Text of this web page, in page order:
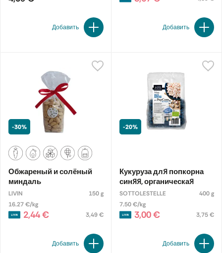
Добавить Добавить
-30%
Обжареный и солёный
миндаль
LIVIN
150 g
16.27 €/kg
2,44 € 3,49 €
Добавить
-20%
Кукуруза для попкорна
синяя, органическая
SOTTOLESTELLE
400 g
7.50 €/kg
3,00 € 3,75 €
Добавить